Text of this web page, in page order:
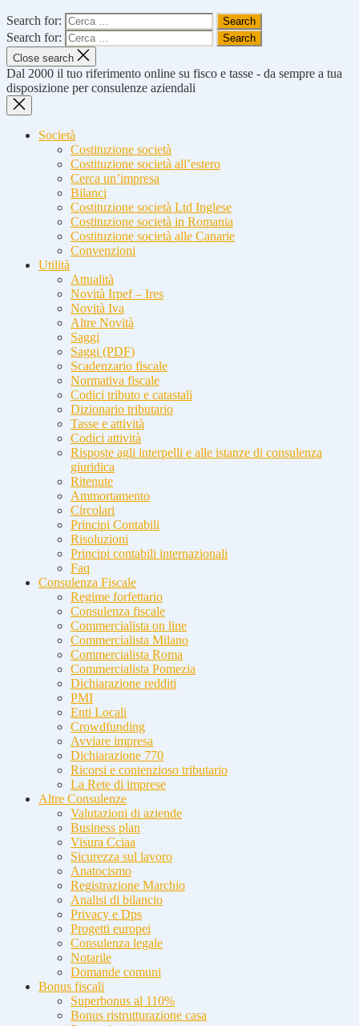
Search for:
Search for:
Close search
Dal 2000 il tuo riferimento online su fisco e tasse - da sempre a tua
disposizione per consulenze aziendali
Società
Costituzione società
Costituzione società all’estero
Cerca un’impresa
Bilanci
Costituzione società Ltd Inglese
Costituzione società in Romania
Costituzione società alle Canarie
Convenzioni
Utilità
Attualità
Novità Irpef – Ires
Novità Iva
Altre Novità
Saggi
Saggi (PDF)
Scadenzario fiscale
Normativa fiscale
Codici tributo e catastali
Dizionario tributario
Tasse e attività
Codici attività
Risposte agli interpelli e alle istanze di consulenza
giuridica
Ritenute
Ammortamento
Circolari
Principi Contabili
Risoluzioni
Principi contabili internazionali
Faq
Consulenza Fiscale
Regime forfettario
Consulenza fiscale
Commercialista on line
Commercialista Milano
Commercialista Roma
Commercialista Pomezia
Dichiarazione redditi
PMI
Enti Locali
Crowdfunding
Avviare impresa
Dichiarazione 770
Ricorsi e contenzioso tributario
La Rete di imprese
Altre Consulenze
Valutazioni di aziende
Business plan
Visura Cciaa
Sicurezza sul lavoro
Anatocismo
Registrazione Marchio
Analisi di bilancio
Privacy e Dps
Progetti europei
Consulenza legale
Notarile
Domande comuni
Bonus fiscali
Superbonus al 110%
Bonus ristrutturazione casa